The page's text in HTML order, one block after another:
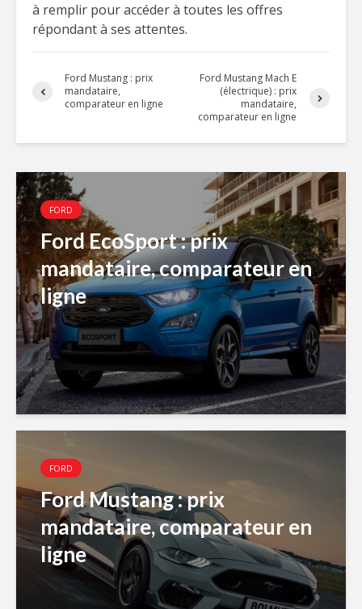
à remplir pour accéder à toutes les offres
répondant à ses attentes.
Ford Mustang : prix
mandataire,
comparateur en ligne
Ford Mustang Mach E
(électrique) : prix
mandataire,
comparateur en ligne
FORD
Ford EcoSport : prix
mandataire, comparateur en
ligne
FORD
Ford Mustang : prix
mandataire, comparateur en
ligne